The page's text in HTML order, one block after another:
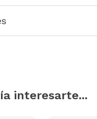
interesarte...